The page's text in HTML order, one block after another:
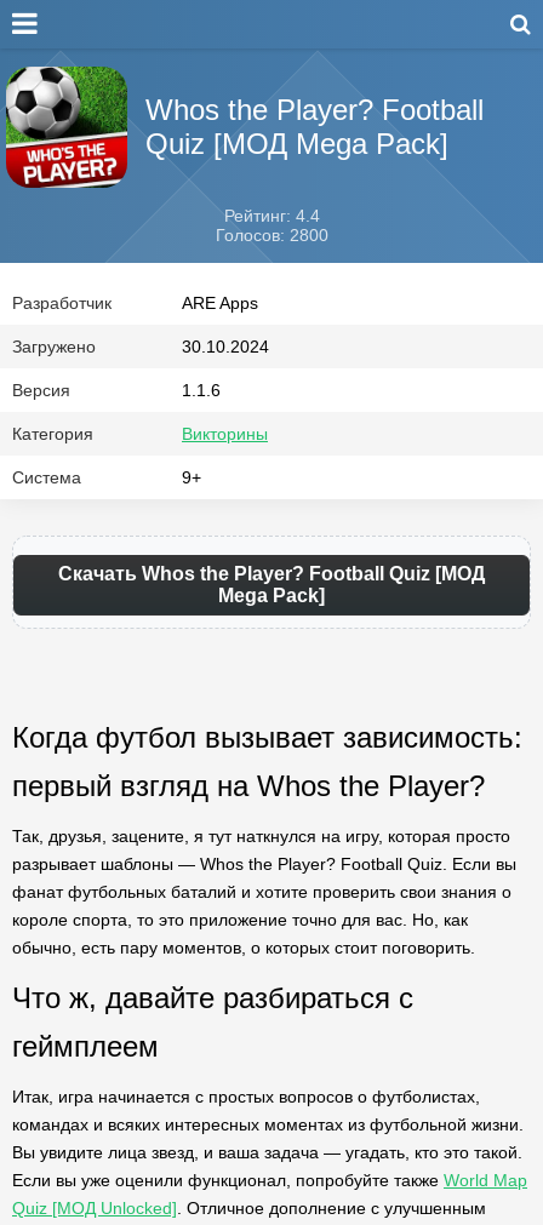
Whos the Player? Football
Quiz [МОД Mega Pack]
Рейтинг: 4.4
Голосов: 2800
Разработчик ARE Apps
Загружено 30.10.2024
Версия 1.1.6
Категория Викторины
Система 9+
Скачать Whos the Player? Football Quiz [МОД
Mega Pack]
Когда футбол вызывает зависимость:
первый взгляд на Whos the Player?
Так, друзья, зацените, я тут наткнулся на игру, которая просто
разрывает шаблоны — Whos the Player? Football Quiz. Если вы
фанат футбольных баталий и хотите проверить свои знания о
короле спорта, то это приложение точно для вас. Но, как
обычно, есть пару моментов, о которых стоит поговорить.
Что ж, давайте разбираться с
геймплеем
Итак, игра начинается с простых вопросов о футболистах,
командах и всяких интересных моментах из футбольной жизни.
Вы увидите лица звезд, и ваша задача — угадать, кто это такой.
Если вы уже оценили функционал, попробуйте также World Map
Quiz [МОД Unlocked] . Отличное дополнение с улучшенным